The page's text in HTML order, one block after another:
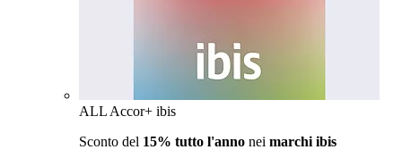
ALL Accor+ ibis
Sconto del 15% tutto l'anno nei marchi ibis